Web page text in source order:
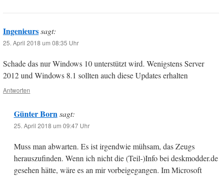
Ingenieurssagt:
25. April 2018 um 08:35 Uhr
Schade das nur Windows 10 unterstützt wird. Wenigstens Server
2012 und Windows 8.1 sollten auch diese Updates erhalten
Antworten
Günter Born sagt:
25. April 2018 um 09:47 Uhr
Muss man abwarten. Es ist irgendwie mühsam, das Zeugs
herauszufinden. Wenn ich nicht die (Teil-)Info bei deskmodder.de
gesehen hätte, wäre es an mir vorbeigegangen. Im Microsoft